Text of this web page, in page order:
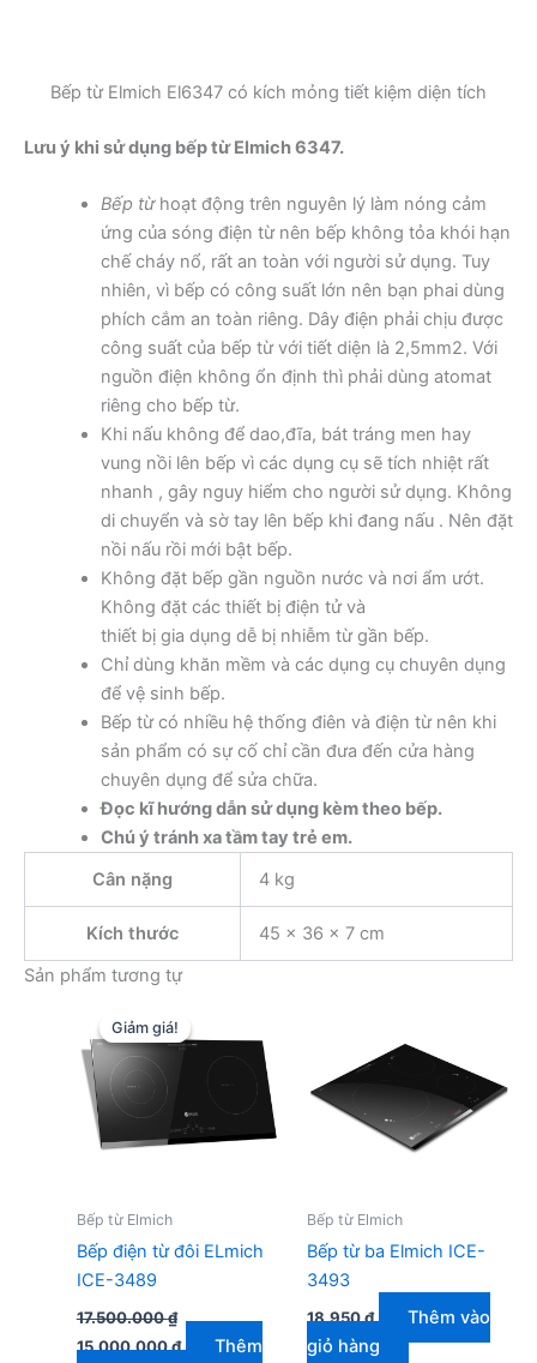
Bếp từ Elmich El6347 có kích mỏng tiết kiệm diện tích
Lưu ý khi sử dụng bếp từ Elmich 6347.
Bếp từhoạt động trên nguyên lý làm nóng cảm
ứng của sóng điện từ nên bếp không tỏa khói hạn
chế cháy nổ, rất an toàn với người sử dụng. Tuy
nhiên, vì bếp có công suất lớn nên bạn phai dùng
phích cắm an toàn riêng. Dây điện phải chịu được
công suất của bếp từ với tiết diện là 2,5mm2. Với
nguồn điện không ổn định thì phải dùng atomat
riêng cho bếp từ.
Khi nấu không để dao,đĩa, bát tráng men hay
vung nồi lên bếp vì các dụng cụ sẽ tích nhiệt rất
nhanh , gây nguy hiểm cho người sử dụng. Không
di chuyển và sờ tay lên bếp khi đang nấu . Nên đặt
nồi nấu rồi mới bật bếp.
Không đặt bếp gần nguồn nước và nơi ẩm ướt.
Không đặt các thiết bị điện tử và
thiết bị gia dụng dễ bị nhiễm từ gần bếp.
Chỉ dùng khăn mềm và các dụng cụ chuyên dụng
để vệ sinh bếp.
Bếp từ có nhiều hệ thống điên và điện từ nên khi
sản phẩm có sự cố chỉ cần đưa đến cửa hàng
chuyên dụng để sửa chữa.
Đọc kĩ hướng dẫn sử dụng kèm theo bếp.
Chú ý tránh xa tầm tay trẻ em.
Cân nặng
4 kg
Kích thước
45 × 36 × 7 cm
Sản phẩm tương tự
Giảm giá!
Giảm giá!
Bếp từ Elmich
Bếp điện từ đôi ELmich
ICE-3489
17.500.000₫
Giá
15.000.000₫Giá
Thêm
Bếp từ Elmich
Bếp từ ba Elmich ICE-
3493
18.950₫
Thêm vào
giỏ hàng